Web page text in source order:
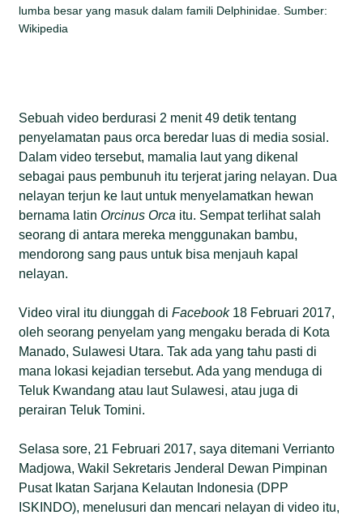
lumba besar yang masuk dalam famili Delphinidae. Sumber:
Wikipedia
Sebuah video berdurasi 2 menit 49 detik tentang
penyelamatan paus orca beredar luas di media sosial.
Dalam video tersebut, mamalia laut yang dikenal
sebagai paus pembunuh itu terjerat jaring nelayan. Dua
nelayan terjun ke laut untuk menyelamatkan hewan
bernama latinOrcinus Orca itu. Sempat terlihat salah
seorang di antara mereka menggunakan bambu,
mendorong sang paus untuk bisa menjauh kapal
nelayan.
Video viral itu diunggah diFacebook18 Februari 2017,
oleh seorang penyelam yang mengaku berada di Kota
Manado, Sulawesi Utara. Tak ada yang tahu pasti di
mana lokasi kejadian tersebut. Ada yang menduga di
Teluk Kwandang atau laut Sulawesi, atau juga di
perairan Teluk Tomini.
Selasa sore, 21 Februari 2017, saya ditemani Verrianto
Madjowa, Wakil Sekretaris Jenderal Dewan Pimpinan
Pusat Ikatan Sarjana Kelautan Indonesia (DPP
ISKINDO), menelusuri dan mencari nelayan di video itu,